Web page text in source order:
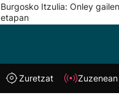
Burgosko Itzulia: Onley
etapan
Klisk
Zuretzat Zuzenean